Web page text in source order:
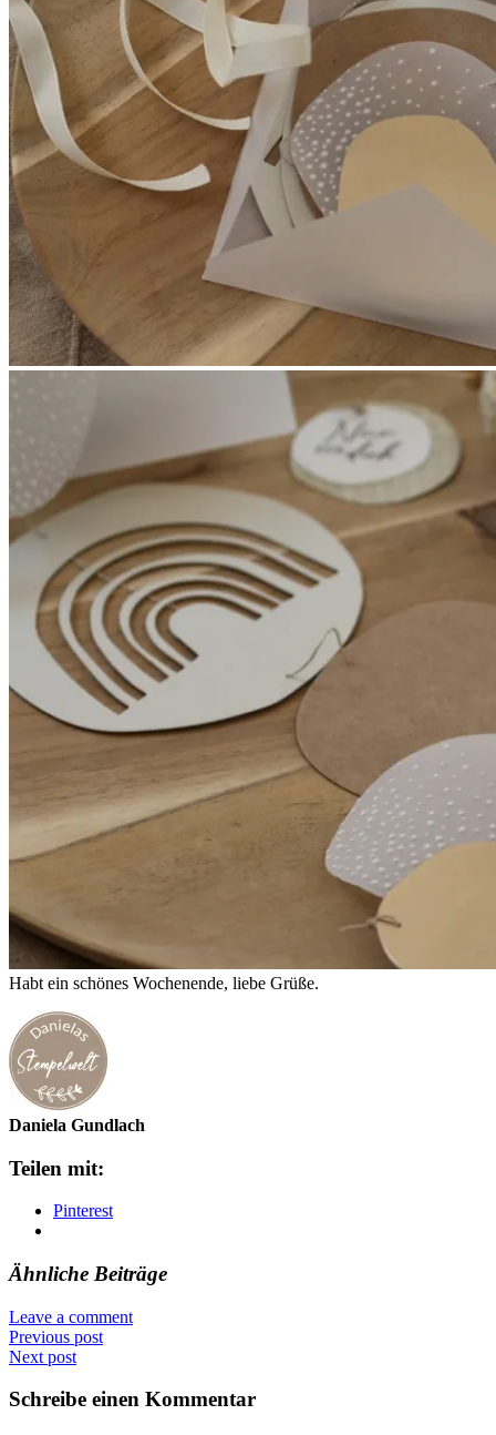
Habt ein schönes Wochenende, liebe Grüße.
Daniela Gundlach
Teilen mit:
Pinterest
Ähnliche Beiträge
Leave a comment
Previous post
Next post
Schreibe einen Kommentar